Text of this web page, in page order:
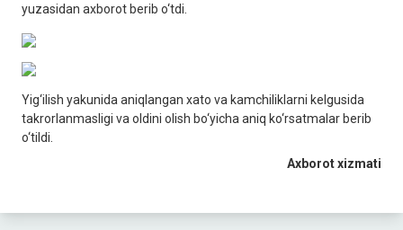
yuzasidan axborot berib o‘tdi.
Yig‘ilish yakunida aniqlangan xato va kamchiliklarni kelgusida
takrorlanmasligi va oldini olish bo‘yicha aniq ko‘rsatmalar berib
o‘tildi.
Axborot xizmati